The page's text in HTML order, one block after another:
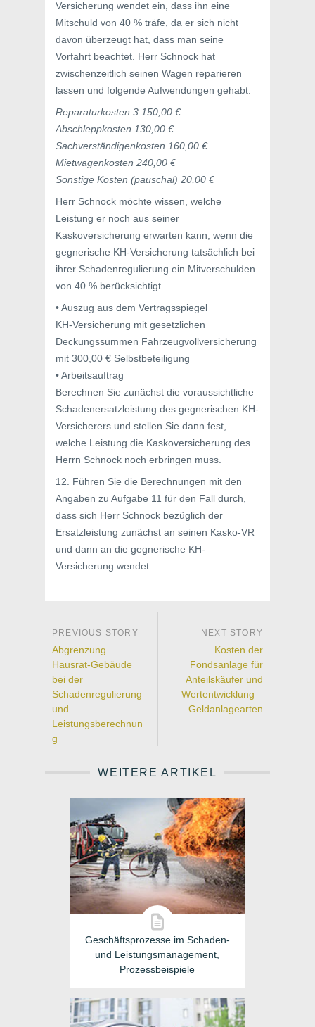
Versicherung wendet ein, dass ihn eine
Mitschuld von 40 % träfe, da er sich nicht
davon überzeugt hat, dass man seine
Vorfahrt beachtet. Herr Schnock hat
zwischenzeitlich seinen Wagen reparieren
lassen und folgende Aufwendungen gehabt:
Reparaturkosten 3 150,00 €
Abschleppkosten 130,00 €
Sachverständigenkosten 160,00 €
Mietwagenkosten 240,00 €
Sonstige Kosten (pauschal) 20,00 €
Herr Schnock möchte wissen, welche
Leistung er noch aus seiner
Kaskoversicherung erwarten kann, wenn die
gegnerische KH-Versicherung tatsächlich bei
ihrer Schadenregulierung ein Mitverschulden
von 40 % berücksichtigt.
• Auszug aus dem Vertragsspiegel
KH-Versicherung mit gesetzlichen
Deckungssummen Fahrzeugvollversicherung
mit 300,00 € Selbstbeteiligung
• Arbeitsauftrag
Berechnen Sie zunächst die voraussichtliche
Schadenersatzleistung des gegnerischen KH-
Versicherers und stellen Sie dann fest,
welche Leistung die Kaskoversicherung des
Herrn Schnock noch erbringen muss.
12. Führen Sie die Berechnungen mit den
Angaben zu Aufgabe 11 für den Fall durch,
dass sich Herr Schnock bezüglich der
Ersatzleistung zunächst an seinen Kasko-VR
und dann an die gegnerische KH-
Versicherung wendet.
Abgrenzung
Hausrat-Gebäude
bei der
Schadenregulierung
und
Leistungsberechnun
g
Kosten der
Fondsanlage für
Anteilskäufer und
Wertentwicklung –
Geldanlagearten
WEITERE ARTIKEL
Geschäftsprozesse im Schaden-
und Leistungsmanagement,
Prozessbeispiele